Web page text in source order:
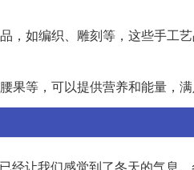
，如编织、雕刻等，这些手工
等，可以提供营养和能量，满
经让我们感觉到了冬天的气息